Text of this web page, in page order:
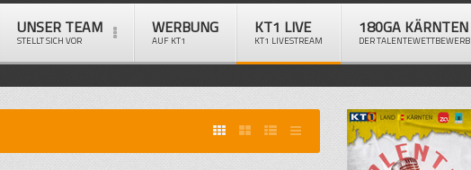
UNSER TEAM
STELLT SICH VOR
WERBUNG
AUF KT1
KT1 LIVE
KT1 LIVESTREAM
180GA KÄRNTEN
DER TALENTEWETTBEWERB